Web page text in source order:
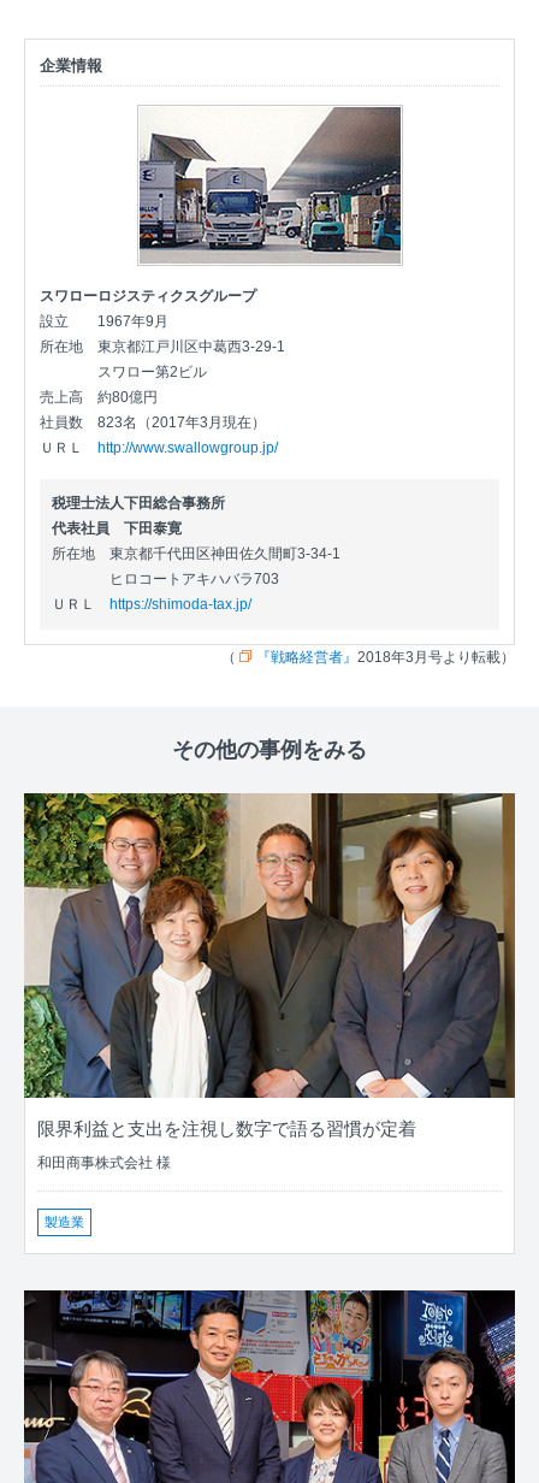
企業情報
スワローロジスティクスグループ
設立
1967年9月
所在地
東京都江戸川区中葛西3-29-1
スワロー第2ビル
売上高
約80億円
社員数
823名（2017年3月現在）
ＵＲＬ
http://www.swallowgroup.jp/
税理士法人下田総合事務所
代表社員 下田泰寛
所在地
東京都千代田区神田佐久間町3-34-1
ヒロコートアキハバラ703
ＵＲＬ
https://shimoda-tax.jp/
（ 『戦略経営者』 2018年3月号より転載）
その他の事例をみる
限界利益と支出を注視し数字で語る習慣が定着
和田商事株式会社 様
製造業